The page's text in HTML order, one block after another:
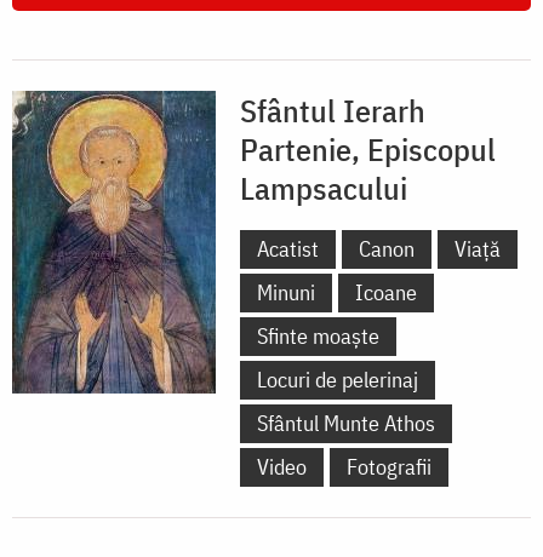
Sfântul Ierarh
Partenie, Episcopul
Lampsacului
Acatist Canon
Viață
Minuni
Icoane
Sfinte moaște
Locuri de pelerinaj
Sfântul Munte Athos
Video
Fotografii